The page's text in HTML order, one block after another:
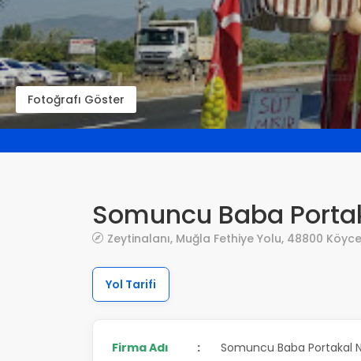
Fotoğrafı Göster
Somuncu Baba
Zeytinalanı, Muğla Fethiye Yolu, 48800
Yol Tarifi
Firma Adı :
Somuncu Baba Portakal